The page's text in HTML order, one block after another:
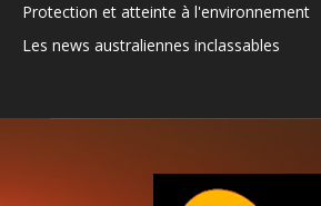
Protection et atteinte à l'environnement
Les news australiennes inclassables